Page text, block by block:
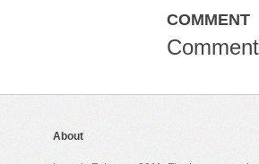
COMMENT
About